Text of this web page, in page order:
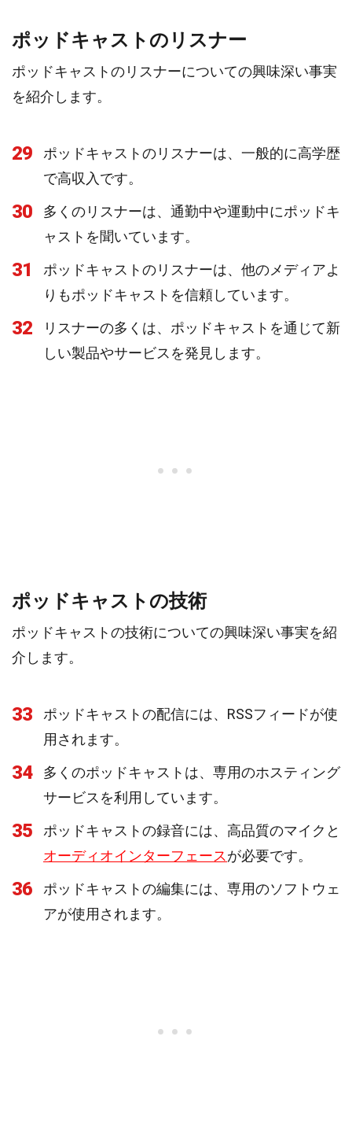
ポッドキャストのリスナー
ポッドキャストのリスナーについての興味深い事実
を紹介します。
29
ポッドキャストのリスナーは、一般的に高学歴
で高収入です。
30
多くのリスナーは、通勤中や運動中にポッドキ
ャストを聞いています。
31
ポッドキャストのリスナーは、他のメディアよ
りもポッドキャストを信頼しています。
32
リスナーの多くは、ポッドキャストを通じて新
しい製品やサービスを発見します。
ポッドキャストの技術
ポッドキャストの技術についての興味深い事実を紹
介します。
33
ポッドキャストの配信には、RSSフィードが使
用されます。
34
多くのポッドキャストは、専用のホスティング
サービスを利用しています。
35
ポッドキャストの録音には、高品質のマイクと
オーディオインターフェースが必要です。
36
ポッドキャストの編集には、専用のソフトウェ
アが使用されます。